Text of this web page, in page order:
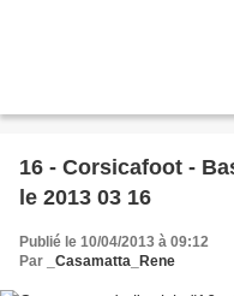
16 - Corsicafoot -
le 2013 03 16
Publié le 10/04/2013 à 09:12
Par
_Casamatta_Rene